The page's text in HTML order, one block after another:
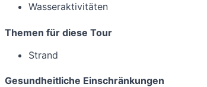
Wasseraktivitäten
Themen für diese Tour
Strand
Gesundheitliche Einschränkungen